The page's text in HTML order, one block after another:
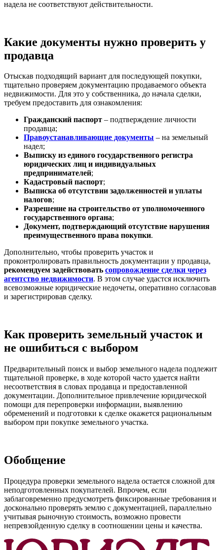
надела не соответствуют действительности.
Какие документы нужно проверить у
продавца
Отыскав подходящий вариант для последующей покупки,
тщательно проверяем документацию продаваемого объекта
недвижимости. Для это у собственника, до начала сделки,
требуем предоставить для ознакомления:
Гражданский паспорт – подтверждение личности
продавца;
Правоустанавливающие документы – на земельный
надел;
Выписку из единого государственного регистра
юридических лиц и индивидуальных
предпринимателей;
Кадастровый паспорт;
Выписка об отсутствии задолженностей и уплаты
налогов;
Разрешение на строительство от уполномоченного
государственного органа;
Документ, подтверждающий отсутствие нарушения
преимущественного права покупки.
Дополнительно, чтобы проверить участок и
проконтролировать правильность документации у продавца,
рекомендуем задействовать сопровождение сделки через
агентство недвижимости. В этом случае удастся исключить
всевозможные юридические недочеты, оперативно согласовав
и зарегистрировав сделку.
Как проверить земельный участок и
не ошибиться с выбором
Предварительный поиск и выбор земельного надела подлежит
тщательной проверке, в ходе которой часто удается найти
несоответствия в словах продавца и предоставленной
документации. Дополнительное привлечение юридической
помощи для перепроверки информации, выявлению
обременений и подготовки к сделке окажется рациональным
выбором при покупке земельного участка.
Обобщение
Процедура проверки земельного надела остается сложной для
неподготовленных покупателей. Впрочем, если
заблаговременно предусмотреть фиксированные требования и
досконально проверять землю с документацией, параллельно
учитывая рыночную стоимость, возможно провести
непревзойденную сделку в соотношении цены и качества.